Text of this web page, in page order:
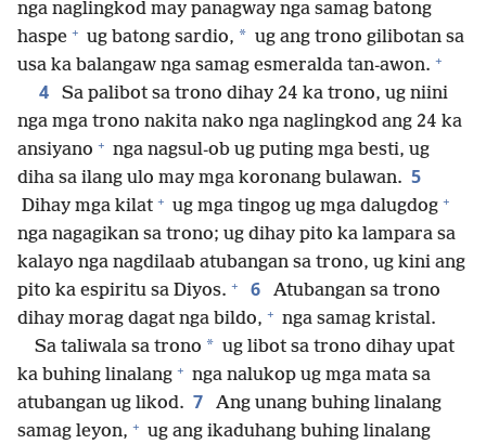
nga naglingkod may panagway nga samag batong
haspe + ug batong sardio, * ug ang trono gilibotan sa
usa ka balangaw nga samag esmeralda tan-awon. +
4
Sa palibot sa trono dihay 24 ka trono, ug niini
nga mga trono nakita nako nga naglingkod ang 24 ka
ansiyano + nga nagsul-ob ug puting mga besti, ug
diha sa ilang ulo may mga koronang bulawan. 5
Dihay mga kilat + ug mga tingog ug mga dalugdog +
nga nagagikan sa trono; ug dihay pito ka lampara sa
kalayo nga nagdilaab atubangan sa trono, ug kini ang
pito ka espiritu sa Diyos. + 6
Atubangan sa trono
dihay morag dagat nga bildo, + nga samag kristal.
Sa taliwala sa trono * ug libot sa trono dihay upat
ka buhing linalang + nga nalukop ug mga mata sa
atubangan ug likod. 7
Ang unang buhing linalang
samag leyon, + ug ang ikaduhang buhing linalang